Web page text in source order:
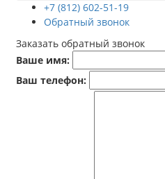
+7 (812) 602-51-19
Обратный звонок
Заказать обратный звонок
Ваше имя:
Ваш телефон: